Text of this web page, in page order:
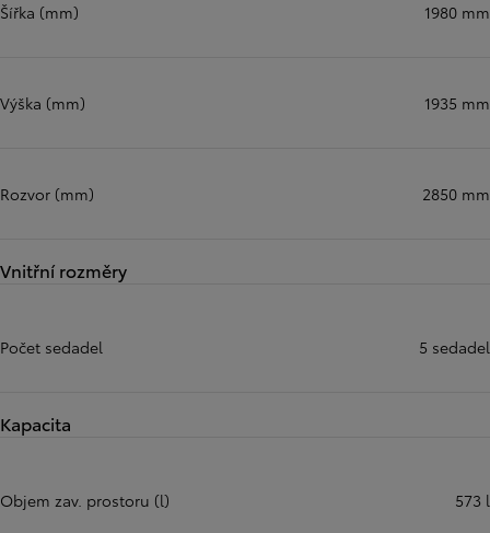
Šířka (mm) 1980 mm
Výška (mm) 1935 mm
Rozvor (mm) 2850 mm
Vnitřní rozměry
Počet sedadel 5 sedadel
Kapacita
Objem zav. prostoru (l) 573 l